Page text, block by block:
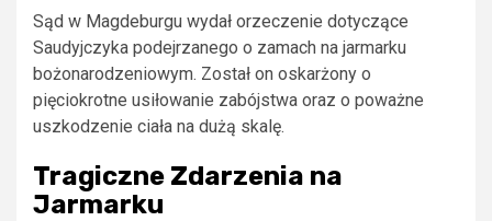
Sąd w Magdeburgu wydał orzeczenie dotyczące
Saudyjczyka podejrzanego o zamach na jarmarku
bożonarodzeniowym. Został on oskarżony o
pięciokrotne usiłowanie zabójstwa oraz o poważne
uszkodzenie ciała na dużą skalę.
Tragiczne Zdarzenia na
Jarmarku